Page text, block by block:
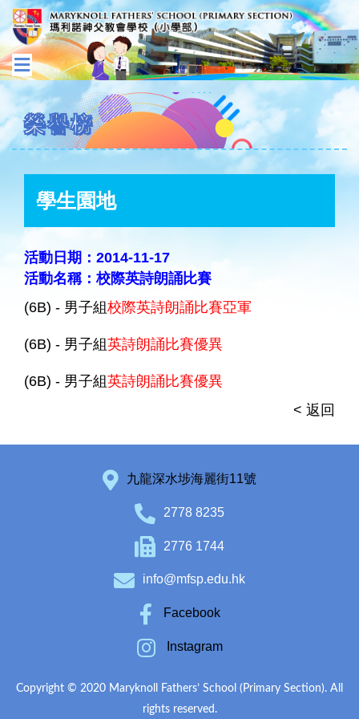
榮譽榜
學生園地
活動日期：2014-11-17
活動名稱：校際英詩朗誦比賽
(6B) - 男子組校際英詩朗誦比賽亞軍
(6B) - 男子組英詩朗誦比賽優異
(6B) - 男子組英詩朗誦比賽優異
< 返回
九龍深水埗海麗街11號
2778 8235
2776 1744
info@mfsp.edu.hk
Facebook
Instagram
Copyright © 2020 Maryknoll Fathers’ School (Primary Section). All
rights reserved.